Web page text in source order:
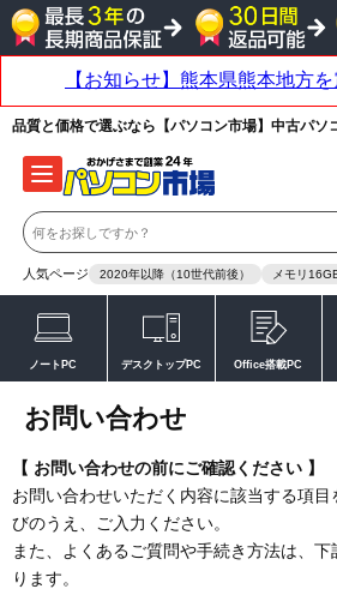
品質と価格で選ぶなら【パソコン市場】中古パソ
人気ページ 2020年以降（10世代前後） メモリ
ノートPC デスクトップPC Office搭載PC
お問い合わせ
【 お問い合わせの前にご確認ください 】
お問い合わせいただく内容に該当する項
びのうえ、ご入力ください。
また、よくあるご質問や手続き方法は、
ります。